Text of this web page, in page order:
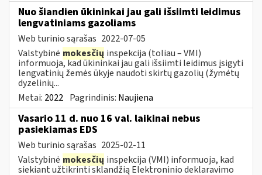
Nuo šiandien ūkininkai jau gali išsiimti leidimus
lengvatiniams gazoliams
Web turinio sąrašas 2022-07-05
Valstybinė mokesčių inspekcija (toliau – VMI)
informuoja, kad ūkininkai jau gali išsiimti leidimus įsigyti
lengvatinių žemės ūkyje naudoti skirtų gazolių (žymėtų
dyzelinių...
Metai: 2022 Pagrindinis: Naujiena
Vasario 11 d. nuo 16 val. laikinai nebus
pasiekiamas EDS
Web turinio sąrašas 2025-02-11
Valstybinė mokesčių inspekcija (VMI) informuoja, kad
siekiant užtikrinti sklandžią Elektroninio deklaravimo